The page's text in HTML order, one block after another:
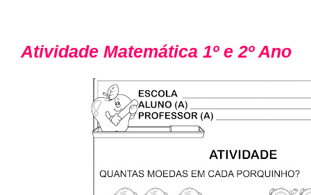
Atividade Matemática 1º e 2º Ano